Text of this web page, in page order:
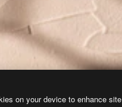
on your device to enhance site